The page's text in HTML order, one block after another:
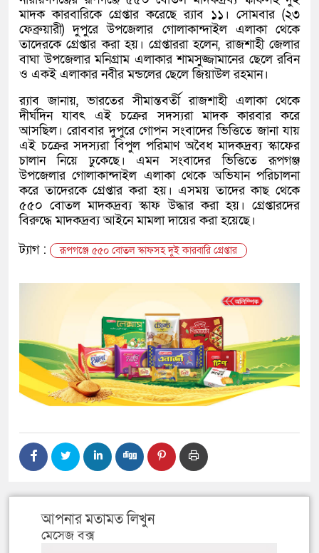
মাদক কারবারিকে গ্রেপ্তার করেছে র‍্যাব ১১। সোমবার (২৩
ফেব্রুয়ারী) দুপুরে উপজেলার গোলাকান্দাইল এলাকা থেকে
তাদেরকে গ্রেপ্তার করা হয়। গ্রেপ্তাররা হলেন, রাজশাহী জেলার
বাঘা উপজেলার মনিগ্রাম এলাকার শামসুজ্জামানের ছেলে রবিন
ও একই এলাকার নবীর মন্ডলের ছেলে জিয়াউল রহমান।
র‍্যাব জানায়, ভারতের সীমান্তবর্তী রাজশাহী এলাকা থেকে
দীর্ঘদিন যাবৎ এই চক্রের সদস্যরা মাদক কারবার করে
আসছিল। রোববার দুপুরে গোপন সংবাদের ভিত্তিতে জানা যায়
এই চক্রের সদস্যরা বিপুল পরিমাণ অবৈধ মাদকদ্রব্য স্কাফের
চালান নিয়ে ঢুকেছে। এমন সংবাদের ভিত্তিতে রূপগঞ্জ
উপজেলার গোলাকান্দাইল এলাকা থেকে অভিযান পরিচালনা
করে তাদেরকে গ্রেপ্তার করা হয়। এসময় তাদের কাছ থেকে
৫৫০ বোতল মাদকদ্রব্য স্কাফ উদ্ধার করা হয়। গ্রেপ্তারদের
বিরুদ্ধে মাদকদ্রব্য আইনে মামলা দায়ের করা হয়েছে।
ট্যাগ :
রূপগঞ্জে ৫৫০ বোতল স্কাফসহ দুই কারবারি গ্রেপ্তার
আপনার মতামত লিখুন
মেসেজ বক্স